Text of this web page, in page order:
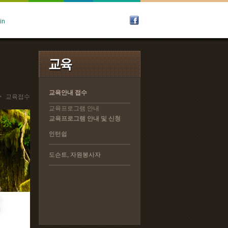
교육안내 접수
교육프로그램 안내
교육프로그램 안내 및 신청
인턴쉽
도슨트, 자원봉사자
교육안내 접수
교육프로그램 안내
교육프로그램 안내 및 신청
인턴쉽
도슨트, 자원봉사자
교육접수